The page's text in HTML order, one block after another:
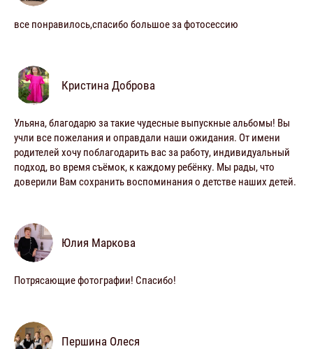
все понравилось,спасибо большое за фотосессию
Кристина Доброва
Ульяна, благодарю за такие чудесные выпускные альбомы! Вы
учли все пожелания и оправдали наши ожидания. От имени
родителей хочу поблагодарить вас за работу, индивидуальный
подход, во время съёмок, к каждому ребёнку. Мы рады, что
доверили Вам сохранить воспоминания о детстве наших детей.
Юлия Маркова
Потрясающие фотографии! Спасибо!
Першина Олеся